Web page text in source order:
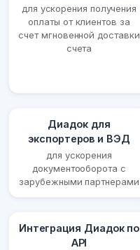
для ускорения получения
оплаты от клиентов за
счет мгновенной доставки
счета
Диадок для
экспортеров и ВЭД
для ускорения
документооборота с
зарубежными партнерами
Интеграция Диадок по
API